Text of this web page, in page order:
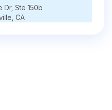
Dr, Ste 150b
CA